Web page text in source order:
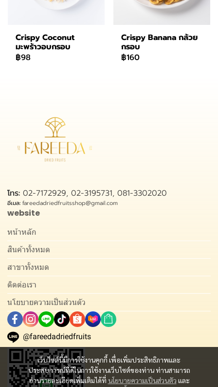
Crispy Coconut
มะพร้าวอบกรอบ
฿98
Crispy Banana กล้วย
กรอบ
฿160
เว็บไซต์นี้มีการใช้งานคุกกี้ เพื่อเพิ่มประสิทธิภาพและ
ประสบการณ์ที่ดีในการใช้งานเว็บไซต์ของท่าน ท่านสามารถ
อ่านรายละเอียดเพิ่มเติมได้ที่ นโยบายความเป็นส่วนตัว และ
โทร: 02-7172929, 02-3195731, 081-3302020
อีเมล: fareedadriedfruitsshop@gmail.com
website
หน้าหลัก
สินค้าทั้งหมด
สาขาทั้งหมด
ติดต่อเรา
นโยบายความเป็นส่วนตัว
@fareedadriedfruits